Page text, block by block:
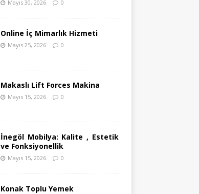
Mayıs 30, 2026 0
Online İç Mimarlık Hizmeti
Mayıs 25, 2026 0
Makaslı Lift Forces Makina
Mayıs 15, 2026 0
İnegöl Mobilya: Kalite , Estetik
ve Fonksiyonellik
Mayıs 15, 2026 0
Konak Toplu Yemek